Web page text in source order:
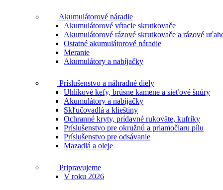
Akumulátorové náradie
Akumulátorové vŕtacie skrutkovače
Akumulátorové rázové skrutkovače a rázové
Ostatné akumulátorové náradie
Meranie
Akumulátory a nabíjačky
Príslušenstvo a náhradné diely
Uhlíkové kefy, brúsne kamene a sieťové šnúry
Akumulátory a nabíjačky
Skľučovadlá a klieštiny
Ochranné kryty, prídavné rukoväte, kufríky
Príslušenstvo pre okružnú a priamočiaru pílu
Príslušenstvo pre odsávanie
Mazadlá a oleje
Pripravujeme
V roku 2026